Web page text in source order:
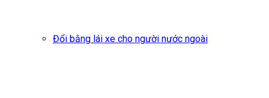
Đổi bằng lái xe cho người nước ngoài